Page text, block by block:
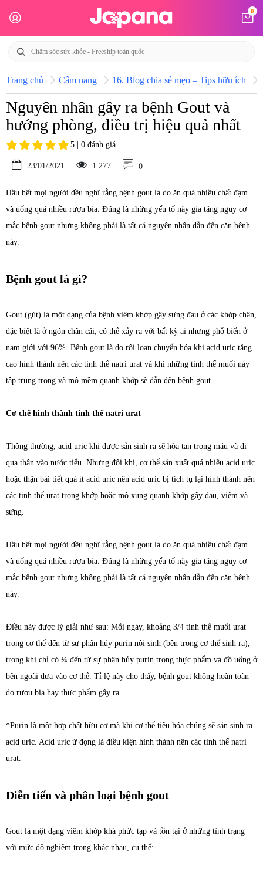
0
Trang chủ Cẩm nang 16. Blog chia sẻ mẹo – Tips hữu ích
Nguyên nhân gây ra bệnh Gout và
hướng phòng, điều trị hiệu quả nhất
5 | 0 đánh giá
23/01/2021 1.277 0
Hầu hết mọi người đều nghĩ rằng bệnh gout là do ăn quá nhiều chất đạm
và uống quá nhiều rượu bia. Đúng là những yếu tố này gia tăng nguy cơ
mắc bệnh gout nhưng không phải là tất cả nguyên nhân dẫn đến căn bệnh
này.
Bệnh gout là gì?
Gout (gút) là một dạng của bệnh viêm khớp gây sưng đau ở các khớp chân,
đặc biệt là ở ngón chân cái, có thể xảy ra với bất kỳ ai nhưng phổ biến ở
nam giới với 96%. Bệnh gout là do rối loạn chuyển hóa khi acid uric tăng
cao hình thành nên các tinh thể natri urat và khi những tinh thể muối này
tập trung trong và mô mềm quanh khớp sẽ dẫn đến bệnh gout.
Cơ chế hình thành tinh thể natri urat
Thông thường, acid uric khi được sản sinh ra sẽ hòa tan trong máu và đi
qua thận vào nước tiểu. Nhưng đôi khi, cơ thể sản xuất quá nhiều acid uric
hoặc thận bài tiết quá ít acid uric nên acid uric bị tích tụ lại hình thành nên
các tinh thể urat trong khớp hoặc mô xung quanh khớp gây đau, viêm và
sưng.
Hầu hết mọi người đều nghĩ rằng bệnh gout là do ăn quá nhiều chất đạm
và uống quá nhiều rượu bia. Đúng là những yếu tố này gia tăng nguy cơ
mắc bệnh gout nhưng không phải là tất cả nguyên nhân dẫn đến căn bệnh
này.
Điều này được lý giải như sau: Mỗi ngày, khoảng 3/4 tinh thể muối urat
trong cơ thể đến từ sự phân hủy purin nội sinh (bên trong cơ thể sinh ra),
trong khi chỉ có ¼ đến từ sự phân hủy purin trong thực phẩm và đồ uống ở
bên ngoài đưa vào cơ thể. Tỉ lệ này cho thấy, bệnh gout không hoàn toàn
do rượu bia hay thực phẩm gây ra.
*Purin là một hợp chất hữu cơ mà khi cơ thể tiêu hóa chúng sẽ sản sinh ra
acid uric. Acid uric ứ đọng là điều kiện hình thành nên các tinh thể natri
urat.
Diễn tiến và phân loại bệnh gout
Gout là một dạng viêm khớp khá phức tạp và tồn tại ở những tình trạng
với mức độ nghiêm trọng khác nhau, cụ thể: